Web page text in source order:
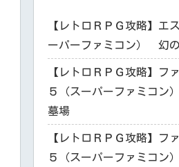
【レトロＲＰＧ攻略】エ
ーパーファミコン） 幻
【レトロＲＰＧ攻略】フ
５（スーパーファミコン
墓場
【レトロＲＰＧ攻略】フ
５（スーパーファミコン